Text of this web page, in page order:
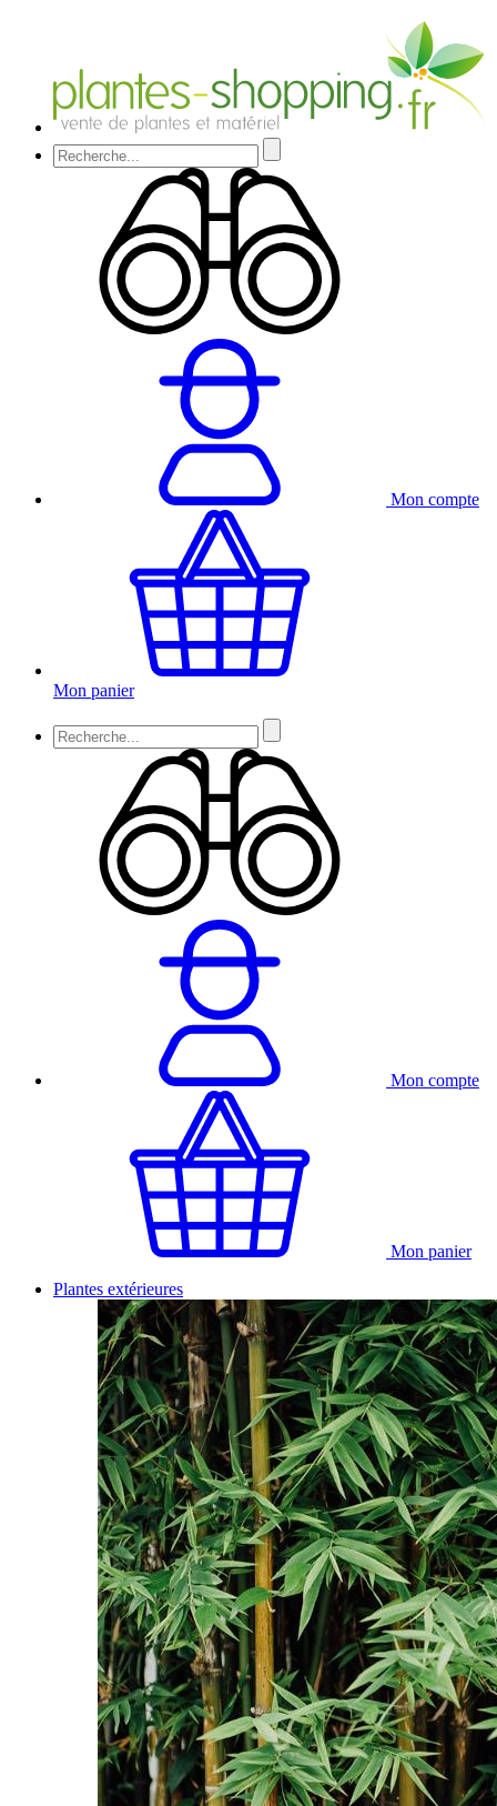
Mon compte
Mon panier
Mon compte
Mon panier
Plantes extérieures